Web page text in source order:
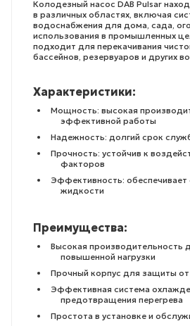
Колодезный насос DAB Pulsar
в различных областях, включая
водоснабжения для дома, сада,
использования в промышленных
подходит для перекачивания
бассейнов, резервуаров и других
Характеристики:
Мощность: высокая
эффективной работы
Надежность: долгий срок
Прочность: устойчив к
факторов
Эффективность:
жидкости
Преимущества:
Высокая производительность
повышенной нагрузки
Прочный корпус для защиты
Эффективная система
предотвращения перегрева
Простота в установке и